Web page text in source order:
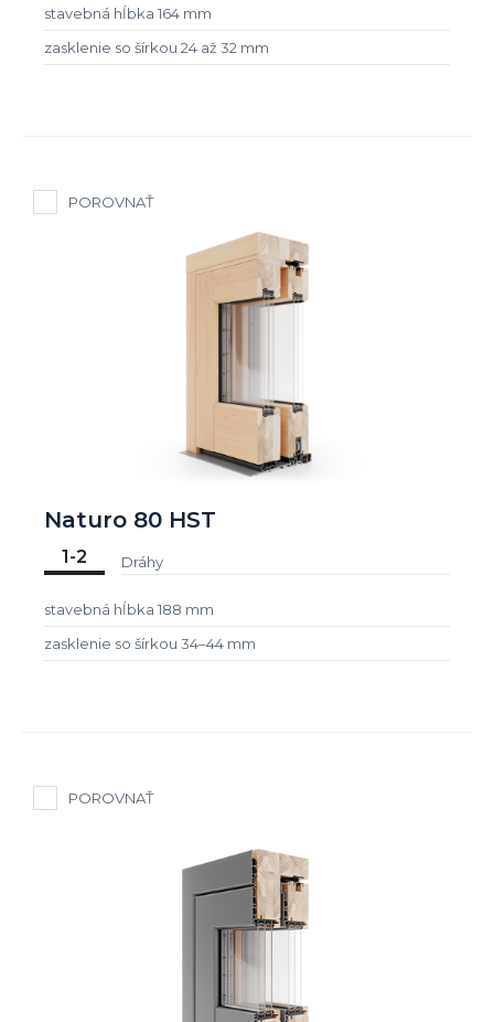
stavebná hĺbka 164 mm
zasklenie so šírkou 24 až 32 mm
POROVNAŤ
Naturo 80 HST
1-2 Dráhy
stavebná hĺbka 188 mm
zasklenie so šírkou 34–44 mm
POROVNAŤ